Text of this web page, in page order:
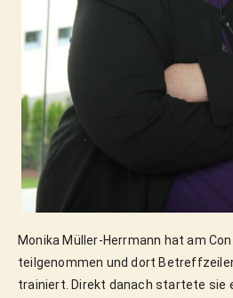
Monika Müller-Herrmann hat am
teilgenommen und dort
trainiert. Direkt danach startete sie